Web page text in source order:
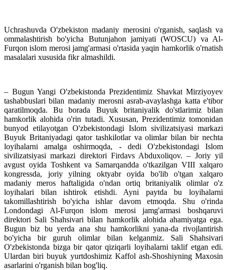
Uchrashuvda O'zbekiston madaniy merosini o'rganish, saqlash va
ommalashtirish bo'yicha Butunjahon jamiyati (WOSCU) va Al-
Furqon islom merosi jamg'armasi o'rtasida yaqin hamkorlik o'rnatish
masalalari xususida fikr almashildi.
– Bugun Yangi O'zbekistonda Prezidentimiz Shavkat Mirziyoyev
tashabbuslari bilan madaniy merosni asrab-avaylashga katta e'tibor
qaratilmoqda. Bu borada Buyuk britaniyalik do'stlarimiz bilan
hamkorlik alohida o'rin tutadi. Xususan, Prezidentimiz tomonidan
bunyod etilayotgan O'zbekistondagi Islom sivilizatsiyasi markazi
Buyuk Britaniyadagi qator tashkilotlar va olimlar bilan bir nechta
loyihalarni amalga oshirmoqda, - dedi O'zbekistondagi Islom
sivilizatsiyasi markazi direktori Firdavs Abduxoliqov. – Joriy yil
avgust oyida Toshkent va Samarqandda o'tkazilgan VIII xalqaro
kongressda, joriy yilning oktyabr oyida bo'lib o'tgan xalqaro
madaniy meros haftaligida o'ndan ortiq britaniyalik olimlar o'z
loyihalari bilan ishtirok etishdi. Ayni paytda bu loyihalarni
takomillashtirish bo'yicha ishlar davom etmoqda. Shu o'rinda
Londondagi Al-Furqon islom merosi jamg'armasi boshqaruvi
direktori Sali Shahsivari bilan hamkorlik alohida ahamiyatga ega.
Bugun biz bu yerda ana shu hamkorlikni yana-da rivojlantirish
bo'yicha bir guruh olimlar bilan kelganmiz. Sali Shahsivari
O'zbekistonda bizga bir qator qiziqarli loyihalarni taklif etgan edi.
Ulardan biri buyuk yurtdoshimiz Kaffol ash-Shoshiyning Maxosin
asarlarini o'rganish bilan bog'liq.